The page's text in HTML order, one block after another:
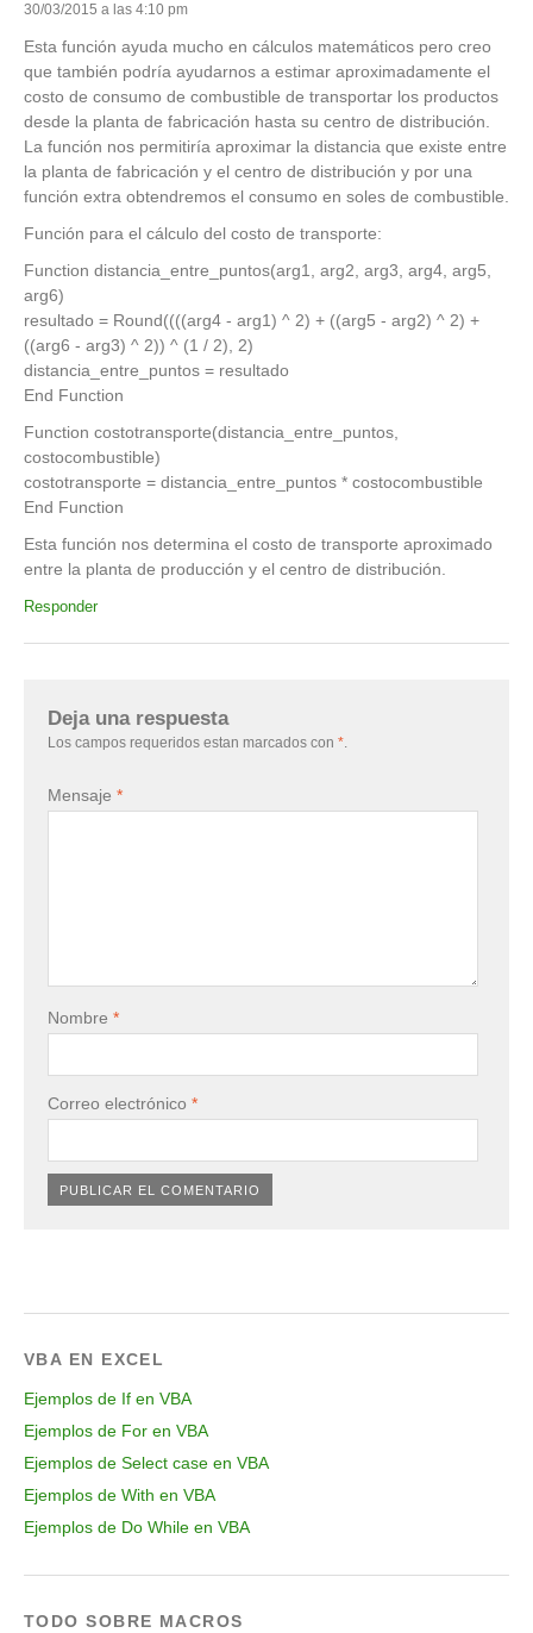
30/03/2015 a las 4:10 pm
Esta función ayuda mucho en cálculos matemáticos pero creo
que también podría ayudarnos a estimar aproximadamente el
costo de consumo de combustible de transportar los productos
desde la planta de fabricación hasta su centro de distribución.
La función nos permitiría aproximar la distancia que existe entre
la planta de fabricación y el centro de distribución y por una
función extra obtendremos el consumo en soles de combustible.
Función para el cálculo del costo de transporte:
Function distancia_entre_puntos(arg1, arg2, arg3, arg4, arg5,
arg6)
resultado = Round((((arg4 - arg1) ^ 2) + ((arg5 - arg2) ^ 2) +
((arg6 - arg3) ^ 2)) ^ (1 / 2), 2)
distancia_entre_puntos = resultado
End Function
Function costotransporte(distancia_entre_puntos,
costocombustible)
costotransporte = distancia_entre_puntos * costocombustible
End Function
Esta función nos determina el costo de transporte aproximado
entre la planta de producción y el centro de distribución.
Responder
Deja una respuesta
Los campos requeridos estan marcados con *
Mensaje *
Nombre *
Correo electrónico *
VBA EN EXCEL
Ejemplos de If en VBA
Ejemplos de For en VBA
Ejemplos de Select case en VBA
Ejemplos de With en VBA
Ejemplos de Do While en VBA
TODO SOBRE MACROS